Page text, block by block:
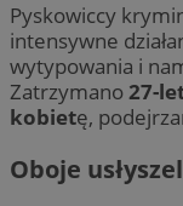
Pyskowiccy
intensywne
wytypowania i
Zatrzymano27-
kobietę,
Oboje